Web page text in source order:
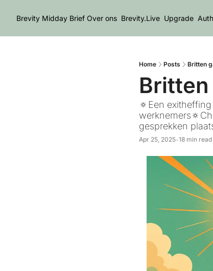
Brevity Midday Brief Over ons Brevity.Live Upgrade
Home Posts Britten
🔅Een
gesprekken
Apr 25, 2025•18 min read